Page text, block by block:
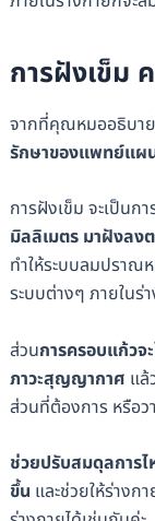
การฝังเข็ม
จากที่คุณหมออธิบาย
รักษาของแพทย์แผ
การฝังเข็ม จะเป็นกา
มิลลิเมตร มาฝังลง
ทำให้ระบบลมปราณ
ระบบต่างๆ ภายในร่
ส่วนการครอบแก้วจ
ภาวะสุญญากาศ แ
ส่วนที่ต้องการ หรือ
ช่วยปรับสมดุลการไ
ขึ้น และช่วยให้ร่าง